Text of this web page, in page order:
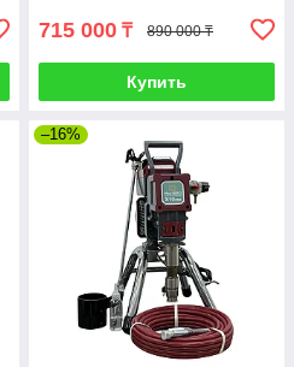
715 000 ₸ 890 000 ₸
Купить
–16%